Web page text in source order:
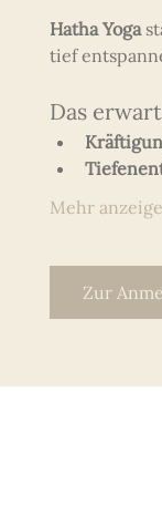
Hatha Yoga
tief
Das
Mehr
Zur